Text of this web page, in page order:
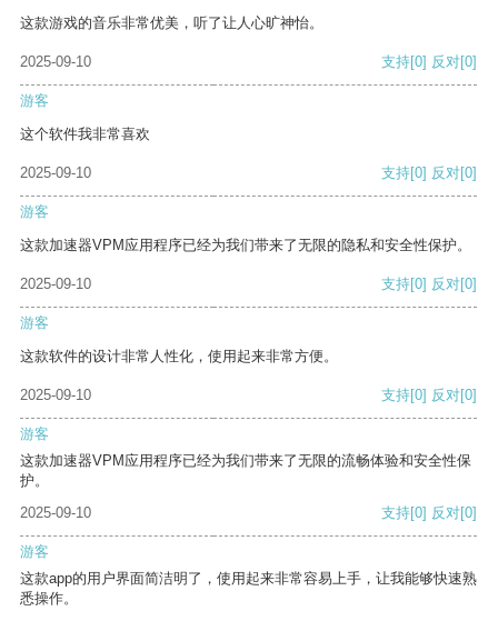
这款游戏的音乐非常优美，听了让人心旷神怡。
2025-09-10 支持[0] 反对[0]
游客
这个软件我非常喜欢
2025-09-10 支持[0] 反对[0]
游客
这款加速器VPM应用程序已经为我们带来了无限的隐私和安全性保护。
2025-09-10 支持[0] 反对[0]
游客
这款软件的设计非常人性化，使用起来非常方便。
2025-09-10 支持[0] 反对[0]
游客
这款加速器VPM应用程序已经为我们带来了无限的流畅体验和安全性保
护。
2025-09-10
支持[0] 反对[0]
游客
这款app的用户界面简洁明了，使用起来非常容易上手，让我能够快速熟
悉操作。